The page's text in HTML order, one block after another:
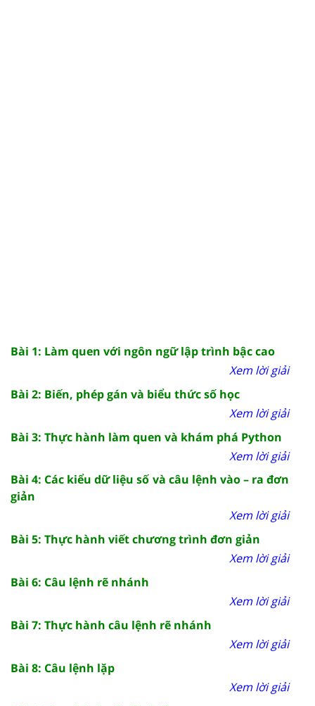
Bài 1: Làm quen với ngôn ngữ lập trình bậc cao
Xem lời giải
Bài 2: Biến, phép gán và biểu thức số học
Xem lời giải
Bài 3: Thực hành làm quen và khám phá Python
Xem lời giải
Bài 4: Các kiểu dữ liệu số và câu lệnh vào – ra đơn
giản
Xem lời giải
Bài 5: Thực hành viết chương trình đơn giản
Xem lời giải
Bài 6: Câu lệnh rẽ nhánh
Xem lời giải
Bài 7: Thực hành câu lệnh rẽ nhánh
Xem lời giải
Bài 8: Câu lệnh lặp
Xem lời giải